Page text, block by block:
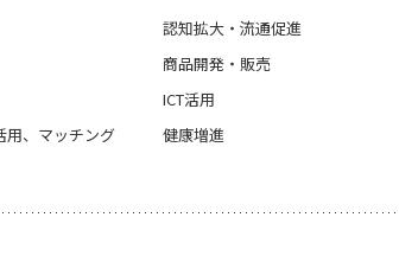
用、マッチング
認知拡大・流通促進
商品開発・販売
ICT活用
健康増進